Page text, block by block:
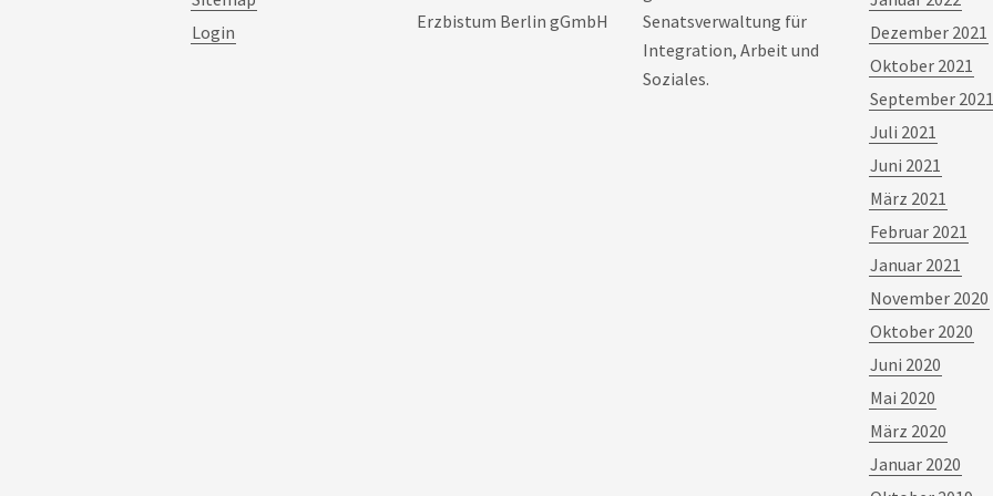
Login
Erzbistum Berlin gGmbH
Senatsverwaltung für
Integration, Arbeit und
Soziales.
Dezember 2021
Oktober 2021
September 2021
Juli 2021
Juni 2021
März 2021
Februar 2021
Januar 2021
November 2020
Oktober 2020
Juni 2020
Mai 2020
März 2020
Januar 2020